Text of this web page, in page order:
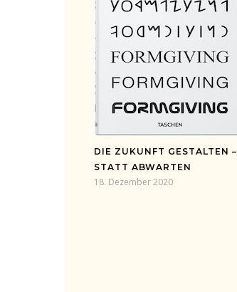
DIE ZUKUNFT GESTALTEN –
STATT ABWARTEN
18. Dezember 2020